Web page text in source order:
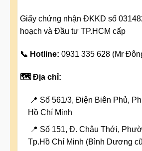
Giấy chứng nhận ĐKKD số
hoạch và Đầu tư TP.HCM cấp
📞 Hotline: 0931 335 628 (Mr
🗺️ Địa chỉ:
📍 Số 561/3, Điện Biên Phủ,
Hồ Chí Minh
📍 Số 151, Đ. Châu Thới,
Tp.Hồ Chí Minh (Bình Dương